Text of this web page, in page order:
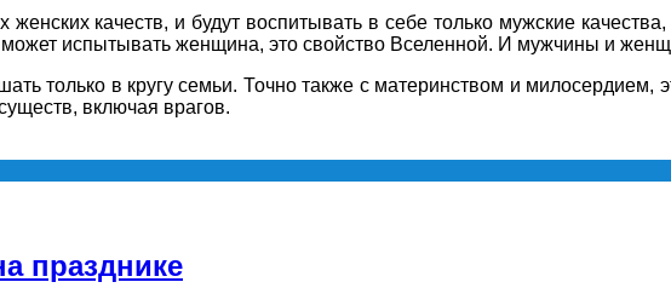
качеств, и будут воспитывать в себе только мужские
может испытывать женщина, это свойство Вселенной. И мужчины и
только в кругу семьи. Точно также с материнством и
включая врагов.
празднике